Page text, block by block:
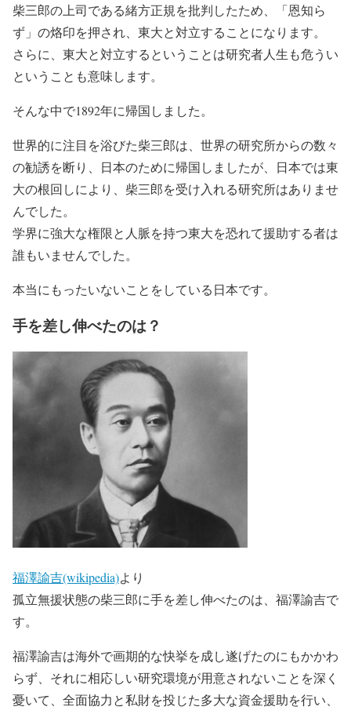
柴三郎の上司である緒方正規を批判したため、「恩知ら
ず」の烙印を押され、東大と対立することになります。
さらに、東大と対立するということは研究者人生も危うい
ということも意味します。
そんな中で1892年に帰国しました。
世界的に注目を浴びた柴三郎は、世界の研究所からの数々
の勧誘を断り、日本のために帰国しましたが、日本では東
大の根回しにより、柴三郎を受け入れる研究所はありませ
んでした。
学界に強大な権限と人脈を持つ東大を恐れて援助する者は
誰もいませんでした。
本当にもったいないことをしている日本です。
手を差し伸べたのは？
福澤諭吉(wikipedia)より
孤立無援状態の柴三郎に手を差し伸べたのは、 福澤諭吉で
す。
福澤諭吉は海外で画期的な快挙を成し遂げたのにもかかわ
らず、それに相応しい研究環境が用意されないことを深く
憂いて、全面協力と私財を投じた多大な資金援助を行い、